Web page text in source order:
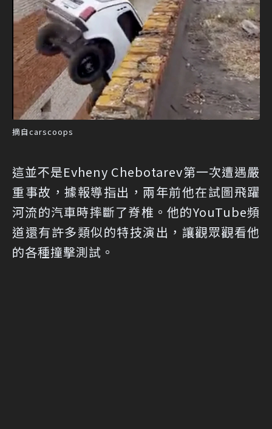
摘自carscoops
這並不是Evheny Chebotarev第一次遭遇嚴
重事故，據報導指出，兩年前他在試圖飛躍
河流的汽車時摔斷了脊椎。他的YouTube頻
道還有許多類似的特技演出，讓觀眾觀看他
的各種撞擊測試。